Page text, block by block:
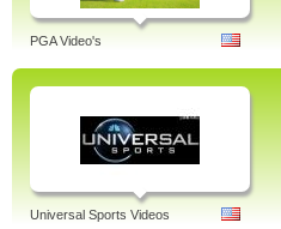
PGA Video's
Universal Sports Videos